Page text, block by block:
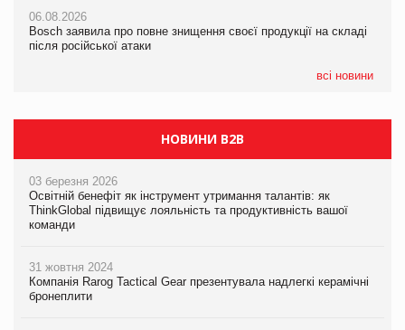
06.08.2026
Bosch заявила про повне знищення своєї продукції на складі
після російської атаки
всі новини
новинки від ТМ ТОКЕРИ
Сергій Лісунов про заморожені хлібобулочні вироби на
06.08.2026
Bosch заявила про повне знищення своєї продукції на складі
після російської атаки
НОВИНИ B2B
03 березня 2026
Освітній бенефіт як інструмент утримання талантів: як
ThinkGlobal підвищує лояльність та продуктивність вашої
команди
31 жовтня 2024
Компанія Rarog Tactical Gear презентувала надлегкі керамічні
бронеплити